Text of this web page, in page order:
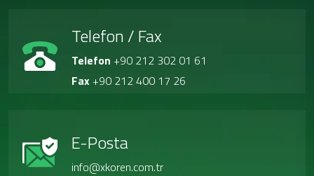
Telefon / Fax
Telefon +90 212 302 01 61
Fax +90 212 400 17 26
E-Posta
info@xkoren.com.tr